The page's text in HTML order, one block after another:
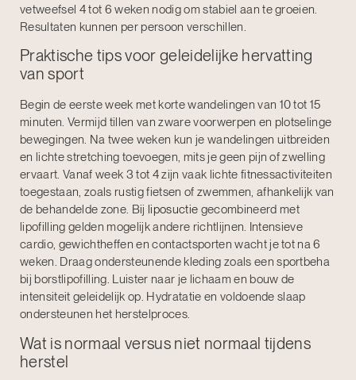
vetweefsel 4 tot 6 weken nodig om stabiel aan te groeien.
Resultaten kunnen per persoon verschillen.
Praktische tips voor geleidelijke hervatting
van sport
Begin de eerste week met korte wandelingen van 10 tot 15
minuten. Vermijd tillen van zware voorwerpen en plotselinge
bewegingen. Na twee weken kun je wandelingen uitbreiden
en lichte stretching toevoegen, mits je geen pijn of zwelling
ervaart. Vanaf week 3 tot 4 zijn vaak lichte fitnessactiviteiten
toegestaan, zoals rustig fietsen of zwemmen, afhankelijk van
de behandelde zone. Bij liposuctie gecombineerd met
lipofilling gelden mogelijk andere richtlijnen. Intensieve
cardio, gewichtheffen en contactsporten wacht je tot na 6
weken. Draag ondersteunende kleding zoals een sportbeha
bij borstlipofilling. Luister naar je lichaam en bouw de
intensiteit geleidelijk op. Hydratatie en voldoende slaap
ondersteunen het herstelproces.
Wat is normaal versus niet normaal tijdens
herstel